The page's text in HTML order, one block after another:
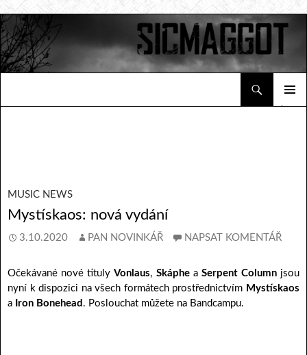
MUSIC NEWS
Mystískaos: nová vydání
3.10.2020 PAN NOVINKÁŘ NAPSAT KOMENTÁŘ
Očekávané nové titulyVonlaus, Skáphea Serpent Columnjsou
nyní k dispozici na všech formátech prostřednictvím Mystískaos
a Iron Bonehead . Poslouchat můžete na Bandcampu.